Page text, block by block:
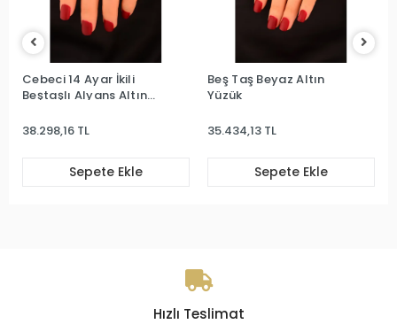
Cebeci 14 Ayar İkili
Beştaşlı Alyans Altın
38.298,16 TL
Sepete Ekle
Beş Taş Beyaz Altın
Yüzük
35.434,13 TL
Sepete Ekle
Hızlı Teslimat